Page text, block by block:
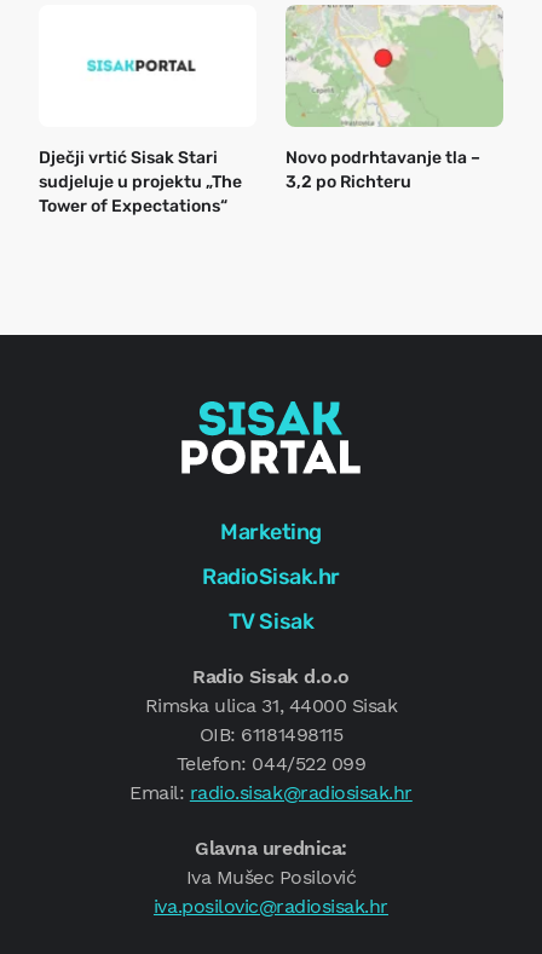
Dječji vrtić Sisak Stari
sudjeluje u projektu „The
Tower of Expectations“
Novo podrhtavanje tla –
3,2 po Richteru
Marketing
RadioSisak.hr
TV Sisak
Radio Sisak d.o.o
Rimska ulica 31, 44000 Sisak
OIB: 61181498115
Telefon: 044/522 099
Email: radio.sisak@radiosisak.hr
Glavna urednica:
Iva Mušec Posilović
iva.posilovic@radiosisak.hr